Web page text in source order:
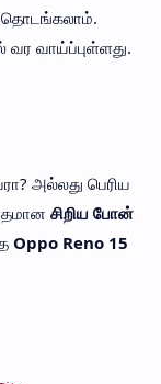
தொடங்கலாம்.
வர வாய்ப்புள்ளது.
அல்லது பெரிய
சிறிய போன்
Oppo Reno 15